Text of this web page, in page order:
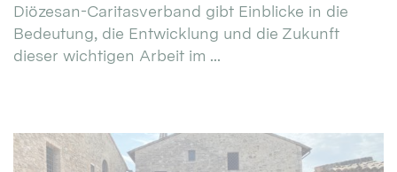
Diözesan-Caritasverband gibt Einblicke in die
Bedeutung, die Entwicklung und die Zukunft
dieser wichtigen Arbeit im ...